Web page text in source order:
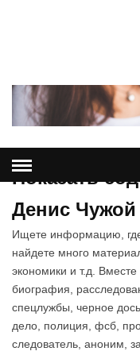
Показать
Денис Чужой
Ищете информацию,
найдете много
экономики и т.д.
биография,
спецлужбы, черное
дело, полиция, фсб,
следователь, аноним,